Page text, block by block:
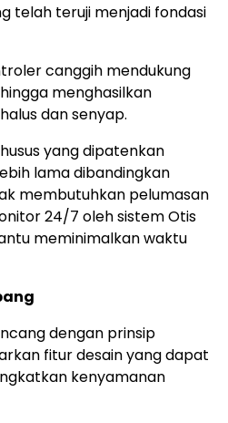
telah teruji menjadi fondasi
canggih mendukung
menghasilkan
dan senyap.
yang dipatenkan
lama dibandingkan
membutuhkan pelumasan
24/7 oleh sistem Otis
meminimalkan waktu
dengan prinsip
fitur desain yang dapat
kenyamanan